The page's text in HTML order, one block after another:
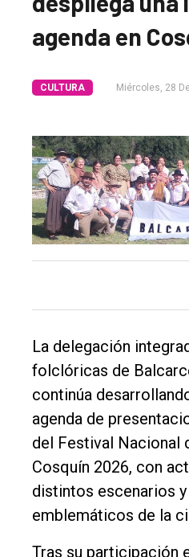
único
DIARIO
Balcarce
Inicio
Tendencia
Int.
General
agenda en
CULTURA Miércoles, 28
La delegación
folclóricas de
continúa
agenda de
del Festival Nacional
Cosquín 2026, con
distintos escenarios
emblemáticos de la
Tras su participación